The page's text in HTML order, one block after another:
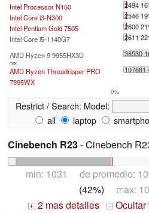
Intel Processor N150
2494
Intel Core i3-N300
2546
Intel Pentium Gold 7505
2600
Intel Core i5-1140G7
2611
...
AMD Ryzen 9 9955HX3D 38530
max:
AMD Ryzen Threadripper PRO
7995WX
107681
0%
Restrict / Search: Model:
all
laptop
Cinebench R23- Cinebench
min: 1031 de promedio:
(42%) max:
+ 2 mas detalles - Ocultar